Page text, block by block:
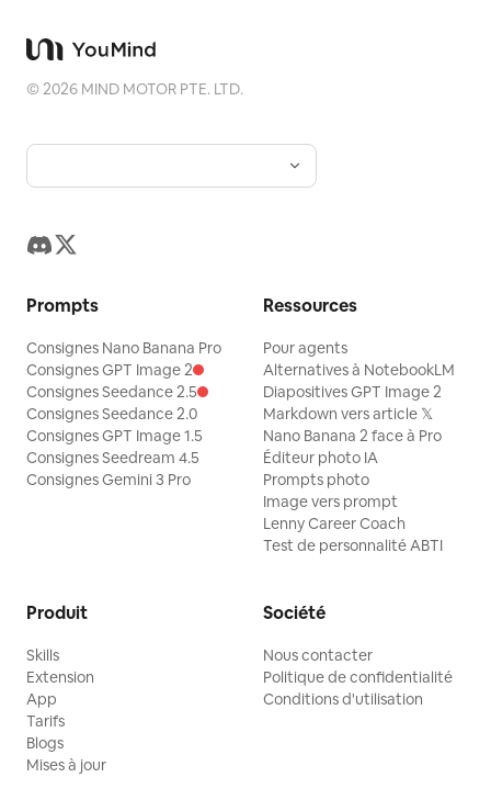
©2026 MIND MOTOR PTE. LTD.
Prompts
Consignes Nano Banana Pro
Consignes GPT Image 2
Consignes Seedance 2.5
Consignes Seedance 2.0
Consignes GPT Image 1.5
Consignes Seedream 4.5
Consignes Gemini 3 Pro
Ressources
Pour agents
Alternatives à NotebookLM
Diapositives GPT Image 2
Markdown vers article 𝕏
Nano Banana 2 face à Pro
Éditeur photo IA
Prompts photo
Image vers prompt
Lenny Career Coach
Test de personnalité ABTI
Produit
Skills
Extension
App
Tarifs
Blogs
Mises à jour
Société
Nous contacter
Politique de confidentialité
Conditions d'utilisation